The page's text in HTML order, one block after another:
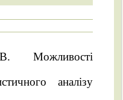
Можливості
аналізу